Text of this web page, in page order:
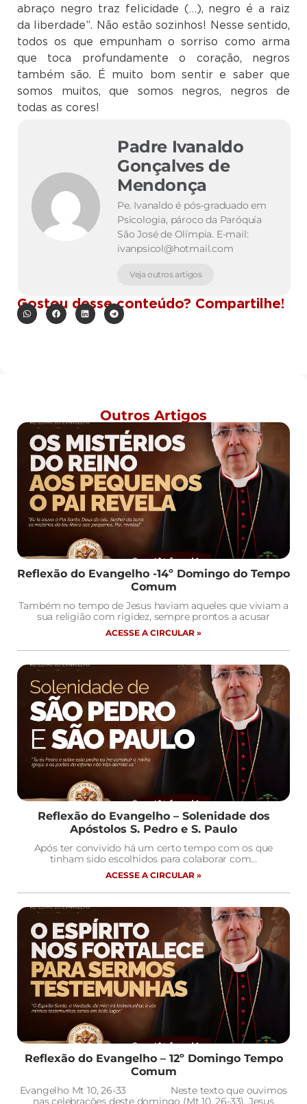
abraço negro traz felicidade (…), negro é a raiz
da liberdade”. Não estão sozinhos! Nesse sentido,
todos os que empunham o sorriso como arma
que toca profundamente o coração, negros
também são. É muito bom sentir e saber que
somos muitos, que somos negros, negros de
todas as cores!
Padre Ivanaldo
Gonçalves de
Mendonça
Pe. Ivanaldo é pós-graduado em
Psicologia, pároco da Paróquia
São José de Olímpia. E-mail:
ivanpsicol@hotmail.com
Veja outros artigos
Gostou desse conteúdo? Compartilhe!
Outros Artigos
Reflexão do Evangelho -14º Domingo do Tempo
Comum
Também no tempo de Jesus haviam aqueles que viviam a
sua religião com rigidez, sempre prontos a acusar
ACESSE A CIRCULAR »
Reflexão do Evangelho – Solenidade dos
Apóstolos S. Pedro e S. Paulo
Após ter convivido há um certo tempo com os que
tinham sido escolhidos para colaborar com…
ACESSE A CIRCULAR »
Reflexão do Evangelho – 12º Domingo Tempo
Comum
Evangelho Mt 10, 26-33 Neste texto que ouvimos
nas celebrações deste domingo (Mt 10, 26-33), Jesus